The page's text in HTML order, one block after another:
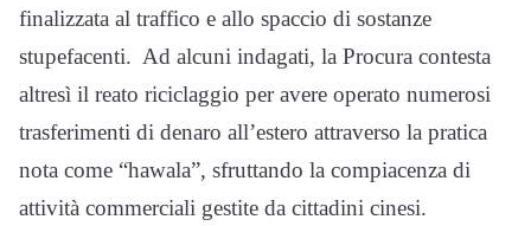
finalizzata al traffico e allo spaccio di sostanze
stupefacenti. Ad alcuni indagati, la Procura contesta
altresì il reato riciclaggio per avere operato numerosi
trasferimenti di denaro all’estero attraverso la pratica
nota come “hawala”, sfruttando la compiacenza di
attività commerciali gestite da cittadini cinesi.